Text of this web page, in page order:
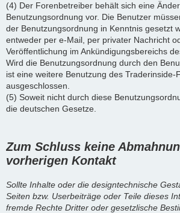
(4) Der Forenbetreiber behält sich eine
Benutzungsordnung vor. Die Benutzer
der Benutzungsordnung in Kenntnis gesetzt
entweder per e-Mail, per privater Nachricht
Veröffentlichung im Ankündigungsbereichs
Wird die Benutzungsordnung durch den
ist eine weitere Benutzung des Traderinside-
ausgeschlossen.
(5) Soweit nicht durch diese
die deutschen Gesetze.
Zum Schluss keine
vorherigen Kontakt
Sollte Inhalte oder die designtechnische
Seiten bzw. Userbeiträge oder Teile dieses
fremde Rechte Dritter oder gesetzlische